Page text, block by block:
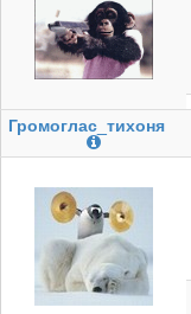
Громоглас_тихоня